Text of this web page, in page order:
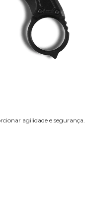
agilidade e segurança.